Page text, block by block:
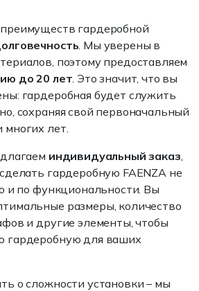
гардеробной
. Мы уверены в
поэтому предоставляем
до 20 лет. Это значит, что вы
гардеробная будет служить
сохраняя свой первоначальный
лет.
индивидуальный заказ,
гардеробную FAENZA не
и по функциональности. Вы
размеры, количество
и другие элементы, чтобы
гардеробную для ваших
о сложности установки – мы